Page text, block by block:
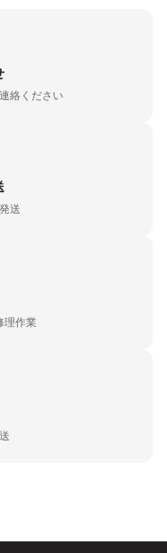
絡ください
送
理作業